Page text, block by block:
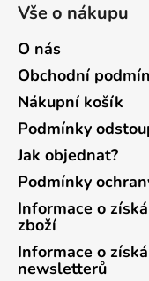
Vše o nákupu
O nás
Obchodní
Nákupní košík
Podmínky
Jak objednat?
Podmínky
Informace o
zboží
Informace o
newsletterů